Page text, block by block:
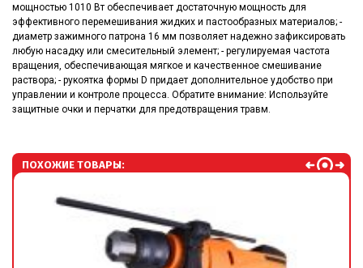
мощностью 1010 Вт обеспечивает достаточную мощность для
эффективного перемешивания жидких и пастообразных материалов; -
диаметр зажимного патрона 16 мм позволяет надежно зафиксировать
любую насадку или смесительный элемент; - регулируемая частота
вращения, обеспечивающая мягкое и качественное смешивание
раствора; - рукоятка формы D придает дополнительное удобство при
управлении и контроле процесса. Обратите внимание: Используйте
защитные очки и перчатки для предотвращения травм.
ПОХОЖИЕ ТОВАРЫ: